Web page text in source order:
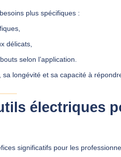
plus spécifiques :
délicats,
selon l’application.
longévité et sa capacité à
électriques
significatifs pour les